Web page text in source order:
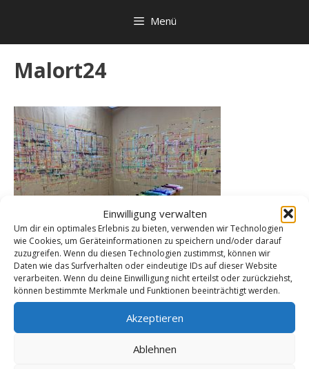
Einwilligung verwalten
Um dir ein optimales Erlebnis zu bieten, verwenden wir Technologien
wie Cookies, um Geräteinformationen zu speichern und/oder darauf
zuzugreifen. Wenn du diesen Technologien zustimmst, können wir
Daten wie das Surfverhalten oder eindeutige IDs auf dieser Website
verarbeiten. Wenn du deine Einwilligung nicht erteilst oder zurückziehst,
können bestimmte Merkmale und Funktionen beeinträchtigt werden.
Akzeptieren
Ablehnen
springen
Menü
Malort24